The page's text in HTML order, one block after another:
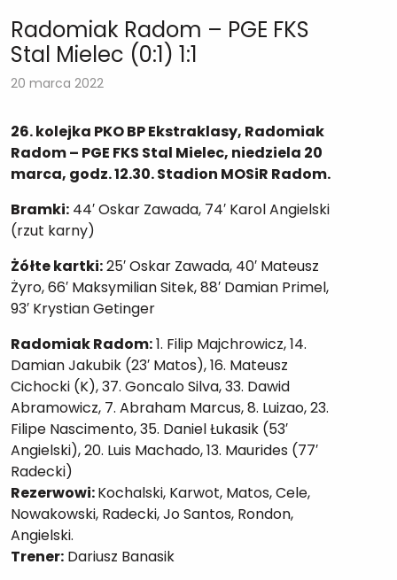
Radomiak Radom – PGE FKS
Stal Mielec (0:1) 1:1
20 marca 2022
26. kolejka PKO BP Ekstraklasy, Radomiak
Radom – PGE FKS Stal Mielec, niedziela 20
marca, godz. 12.30. Stadion MOSiR Radom.
Bramki: 44′ Oskar Zawada, 74′ Karol Angielski
(rzut karny)
Żółte kartki:25′ Oskar Zawada, 40′ Mateusz
Żyro, 66′ Maksymilian Sitek, 88′ Damian Primel,
93′ Krystian Getinger
Radomiak Radom:1. Filip Majchrowicz, 14.
Damian Jakubik (23′ Matos), 16. Mateusz
Cichocki (K), 37. Goncalo Silva, 33. Dawid
Abramowicz, 7. Abraham Marcus, 8. Luizao, 23.
Filipe Nascimento, 35. Daniel Łukasik (53′
Angielski), 20. Luis Machado, 13. Maurides (77′
Radecki)
Rezerwowi:Kochalski, Karwot, Matos, Cele,
Nowakowski, Radecki, Jo Santos, Rondon,
Angielski.
Trener: Dariusz Banasik